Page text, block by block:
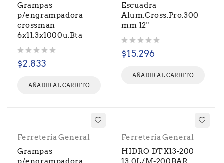
Grampas
p/engrampadora
crossman
6x11.3x1000u.Bta
$2.833
AÑADIR AL CARRITO
Escuadra
Alum.Cross.Pro.300
mm 12"
$15.296
AÑADIR AL CARRITO
Ferretería General
Grampas
Ferretería General
HIDRO DTX13-200